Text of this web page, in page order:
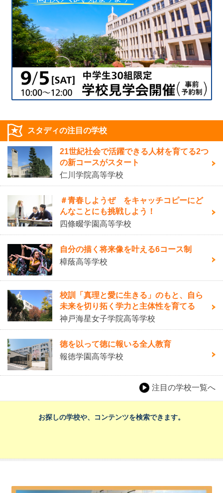
スタディの注目の学校
21世紀社会で活躍できる人材を育てる2つ
の新コースがスタート
仁川学院高等学校
＃青春しようぜ をキャッチコピーにど
んなことにも挑戦しよう！
四條畷学園高等学校
自分の描く将来像を叶える6コース制
樟蔭高等学校
校訓「真理と愛に生きる」のもと、自ら
未来を切り拓く学力と主体性を育てる
神戸海星女子学院高等学校
徳を以って徳に報いる全人教育
報徳学園高等学校
注目の学校一覧へ
お探しの学校や、コンテンツを検索できます。